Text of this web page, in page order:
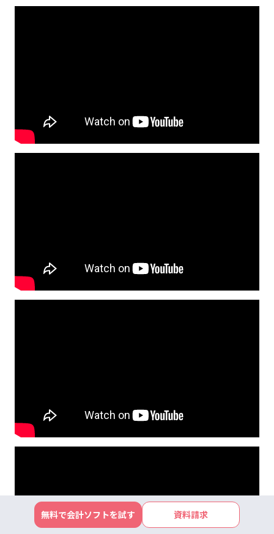
無料で会計ソフトを試す 資料請求